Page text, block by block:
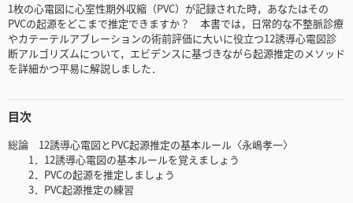
1枚の心電図に心室性期外収縮（PVC）が記録された時，あなたはその
PVCの起源をどこまで推定できますか？ 本書では，日常的な不整脈診療
やカテーテルアブレーションの術前評価に大いに役立つ12誘導心電図診
断アルゴリズムについて，エビデンスに基づきながら起源推定のメソッド
を詳細かつ平易に解説しました．
目次
総論 12誘導心電図とPVC起源推定の基本ルール〈永嶋孝一〉
1．12誘導心電図の基本ルールを覚えましょう
2．PVCの起源を推定しましょう
3．PVC起源推定の練習